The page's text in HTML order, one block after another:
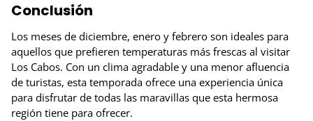
Conclusión
Los meses de diciembre, enero y febrero son ideales para
aquellos que prefieren temperaturas más frescas al visitar
Los Cabos. Con un clima agradable y una menor afluencia
de turistas, esta temporada ofrece una experiencia única
para disfrutar de todas las maravillas que esta hermosa
región tiene para ofrecer.